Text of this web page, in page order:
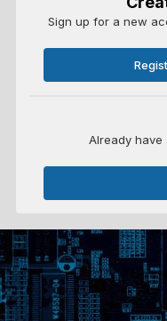
Sign up for a new
Already have